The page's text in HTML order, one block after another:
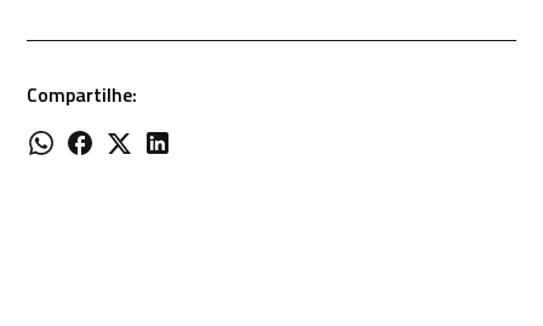
Compartilhe: